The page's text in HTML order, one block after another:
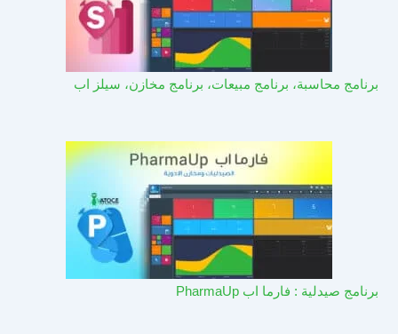
برنامج محاسبة، برنامج مبيعات، برنامج مخازن، سيلز اب
برنامج صيدلية : فارما اب PharmaUp​